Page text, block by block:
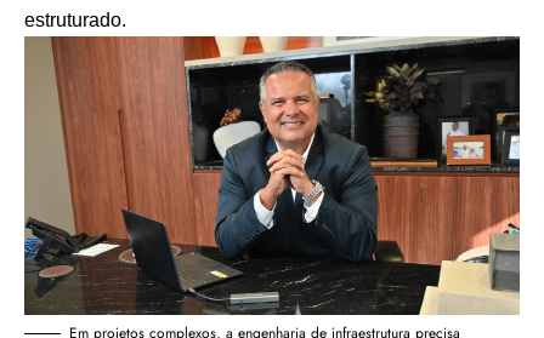
estruturado.
Em projetos complexos, a engenharia de infraestrutura precisa